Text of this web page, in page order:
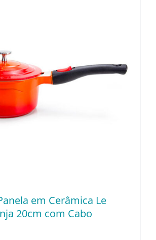
em Cerâmica Le
20cm com Cabo